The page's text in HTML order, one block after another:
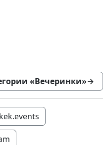
«Вечеринки»→